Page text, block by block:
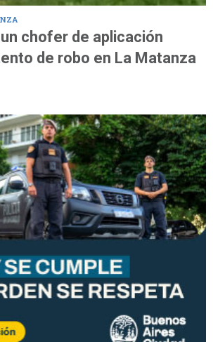
chofer de aplicación
de robo en La Matanza